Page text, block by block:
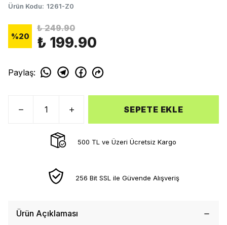
Ürün Kodu: 1261-Z0
%20
₺ 249.90
₺ 199.90
Paylaş:
SEPETE EKLE
500 TL ve Üzeri Ücretsiz Kargo
256 Bit SSL ile Güvende Alışveriş
Ürün Açıklaması